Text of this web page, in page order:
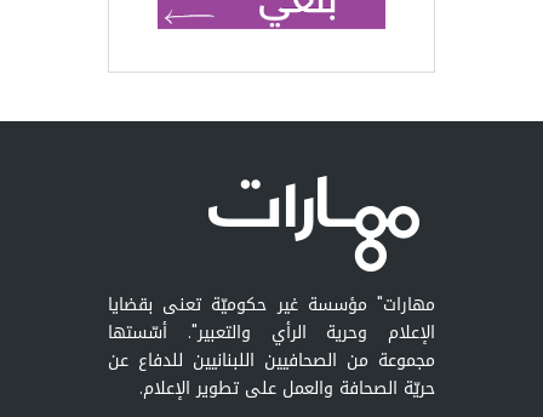
مهارات" مؤسسة غير حكوميّة تعنى بقضايا
الإعلام وحرية الرأي والتعبير". أسّستها
مجموعة من الصحافيين اللبنانيين للدفاع عن
حريّة الصحافة والعمل على تطوير الإعلام.